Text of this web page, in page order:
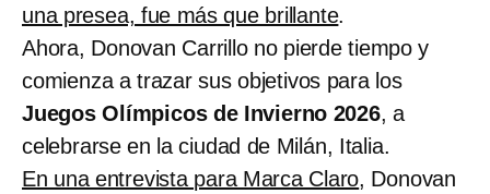
una presea, fue más que brillante.
Ahora, Donovan Carrillo no pierde tiempo y
comienza a trazar sus objetivos para los
Juegos Olímpicos de Invierno 2026, a
celebrarse en la ciudad de Milán, Italia.
En una entrevista para Marca Claro, Donovan